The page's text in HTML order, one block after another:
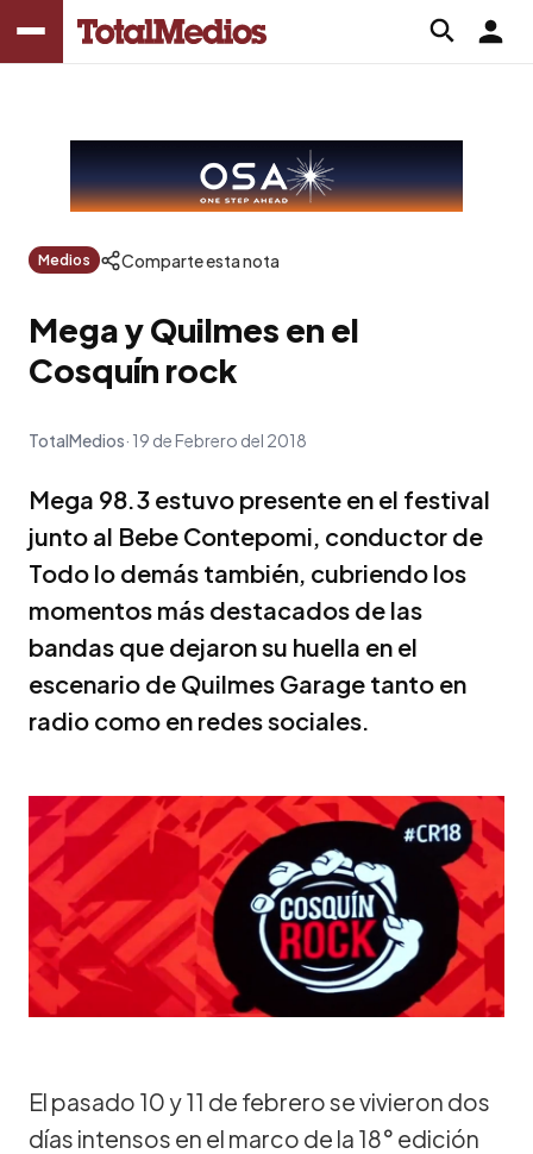
Medios Comparte esta nota
Mega y Quilmes en el
Cosquín rock
TotalMedios 19 de Febrero del 2018
Mega 98.3 estuvo presente en el festival
junto al Bebe Contepomi, conductor de
Todo lo demás también, cubriendo los
momentos más destacados de las
bandas que dejaron su huella en el
escenario de Quilmes Garage tanto en
radio como en redes sociales.
El pasado 10 y 11 de febrero se vivieron dos
días intensos en el marco de la 18° edición